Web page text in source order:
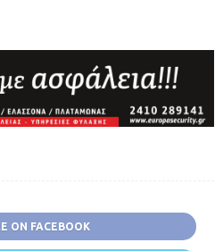
ON FACEBOOK